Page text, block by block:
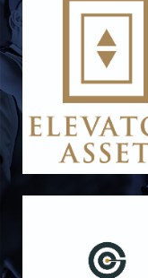
2026/06/19
6月20日 花園
2026/06/16
6月14日 島津
2026/06/16
6月13日 名城
【Rits
【「イヤー
ーター募集の